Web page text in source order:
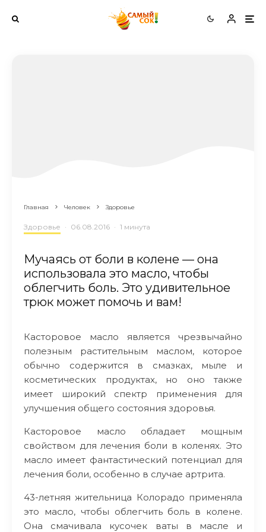
Главная Человек Здоровье
Здоровье · 06.08.2016 · 1 минута
Мучаясь от боли в колене — она
использовала это масло, чтобы
облегчить боль. Это удивительное
трюк может помочь и вам!
Касторовое масло является чрезвычайно
полезным растительным маслом, которое
обычно содержится в смазках, мыле и
косметических продуктах, но оно также
имеет широкий спектр применения для
улучшения общего состояния здоровья.
Касторовое масло обладает мощным
свойством для лечения боли в коленях. Это
масло имеет фантастический потенциал для
лечения боли, особенно в случае артрита.
43-летняя жительница Колорадо применяла
это масло, чтобы облегчить боль в колене.
Она смачивала кусочек ваты в масле и